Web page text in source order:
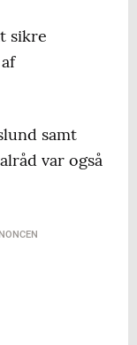
sikre
samt
var også